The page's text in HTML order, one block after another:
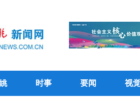
时事 要闻 视